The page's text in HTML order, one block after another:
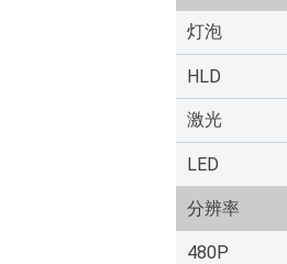
灯泡
HLD
激光
LED
分辨率
480P